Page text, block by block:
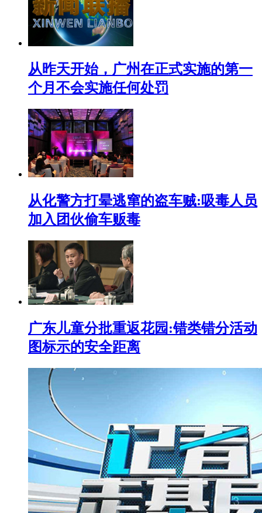
从昨天开始，广州在正式实施的第一
个月不会实施任何处罚
从化警方打晕逃窜的盗车贼:吸毒人员
加入团伙偷车贩毒
广东儿童分批重返花园:错类错分活动
图标示的安全距离